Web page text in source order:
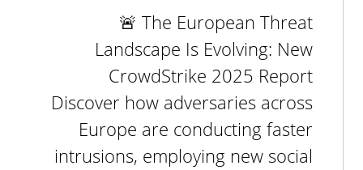
🚨 The European Threat
Landscape Is Evolving: New
CrowdStrike 2025 Report
Discover how adversaries across
Europe are conducting faster
intrusions, employing new social